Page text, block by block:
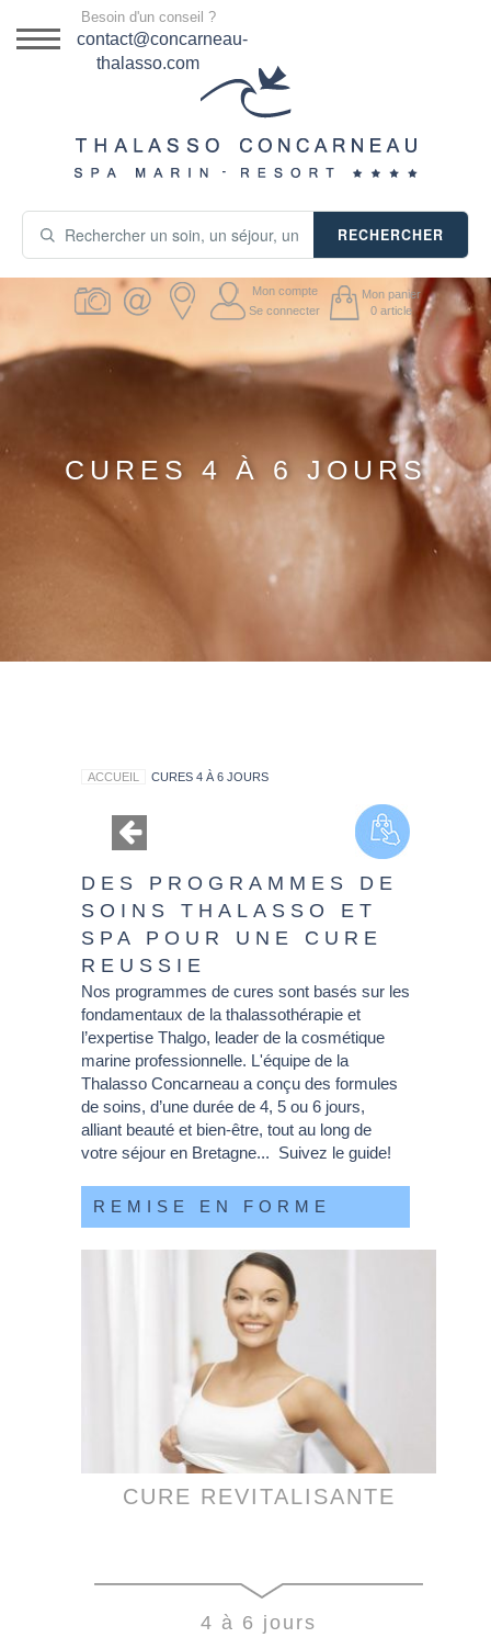
DESTINATION
SÉJOURS THALASSO
PRODUITS COSMÉTIQUES
GUIDE CADEAUX
Besoin d'un conseil ?
contact@concarneau-
thalasso.com
RECHERCHER
Mon compte
Se connecter
Mon panier
0 article
CURES 4 À 6 JOURS
ACCUEIL CURES 4 À 6 JOURS
DES PROGRAMMES DE
SOINS THALASSO ET
SPA POUR UNE CURE
REUSSIE
Nos programmes de cures sont basés sur les
fondamentaux de la thalassothérapie et
l’expertise Thalgo, leader de la cosmétique
marine professionnelle. L'équipe de la
Thalasso Concarneau a conçu des formules
de soins, d’une durée de 4, 5 ou 6 jours,
alliant beauté et bien-être, tout au long de
votre séjour en Bretagne... Suivez le guide!
REMISE EN FORME
CURE REVITALISANTE
4 à 6 jours